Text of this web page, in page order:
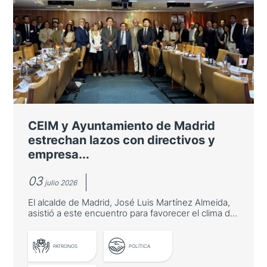
El ministro de Asuntos Exteriores
destaca las oportunidades de
cooperación con Asia-Pacífico en
innovación
José Manuel Albares inauguró una mesa
redonda sobre innovación asiática organizada
CEIM y Ayuntamiento de Madrid
estrechan lazos con directivos y
empresa...
03 julio 2026
El alcalde de Madrid, José Luis Martínez Almeida,
asistió a este encuentro para favorecer el clima d...
PATRONOS POLÍTICA